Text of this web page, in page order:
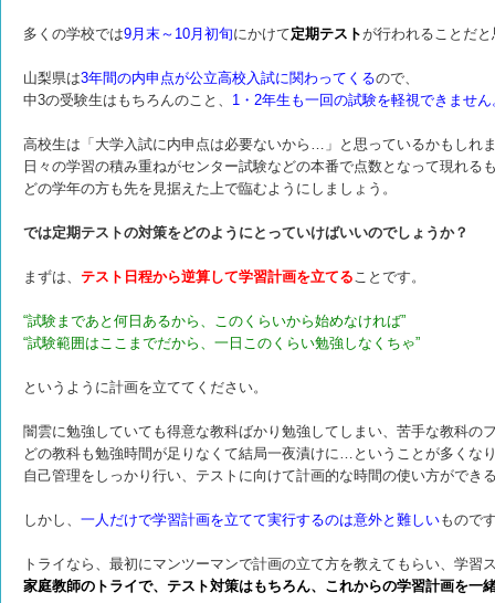
多くの学校では9月末～10月初旬にかけて定期テストが行われることだ
山梨県は3年間の内申点が公立高校入試に関わってくるので、
中3の受験生はもちろんのこと、 1・2年生も一回の試験を軽視できません
高校生は「大学入試に内申点は必要ないから…」と思っているかもしれ
日々の学習の積み重ねがセンター試験などの本番で点数となって現れる
どの学年の方も先を見据えた上で臨むようにしましょう。
では定期テストの対策をどのようにとっていけばいいのでしょうか？
まずは、 テスト日程から逆算して学習計画を立てることです。
“試験まであと何日あるから、このくらいから始めなければ”
“試験範囲はここまでだから、一日このくらい勉強しなくちゃ”
というように計画を立ててください。
闇雲に勉強していても得意な教科ばかり勉強してしまい、苦手な教科の
どの教科も勉強時間が足りなくて結局一夜漬けに…ということが多くな
自己管理をしっかり行い、テストに向けて計画的な時間の使い方ができ
しかし、 一人だけで学習計画を立てて実行するのは意外と難しいもので
トライなら、最初にマンツーマンで計画の立て方を教えてもらい、学習
家庭教師のトライで、テスト対策はもちろん、これからの学習計画を一